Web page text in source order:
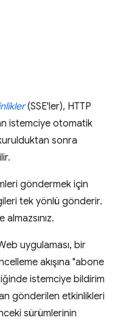
(SSE'ler), HTTP
istemciye otomatik
sonra
göndermek için
tek yönlü gönderir.
uygulaması, bir
akışına "abone
istemciye bildirim
gönderilen etkinlikleri
sürümlerinin